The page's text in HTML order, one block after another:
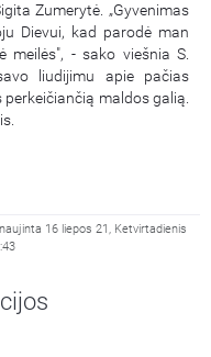
Zumerytė. „Gyvenimas
Dievui, kad parodė man
meilės", - sako viešnia S.
liudijimu apie pačias
maldos galią.
16 liepos 21, Ketvirtadienis